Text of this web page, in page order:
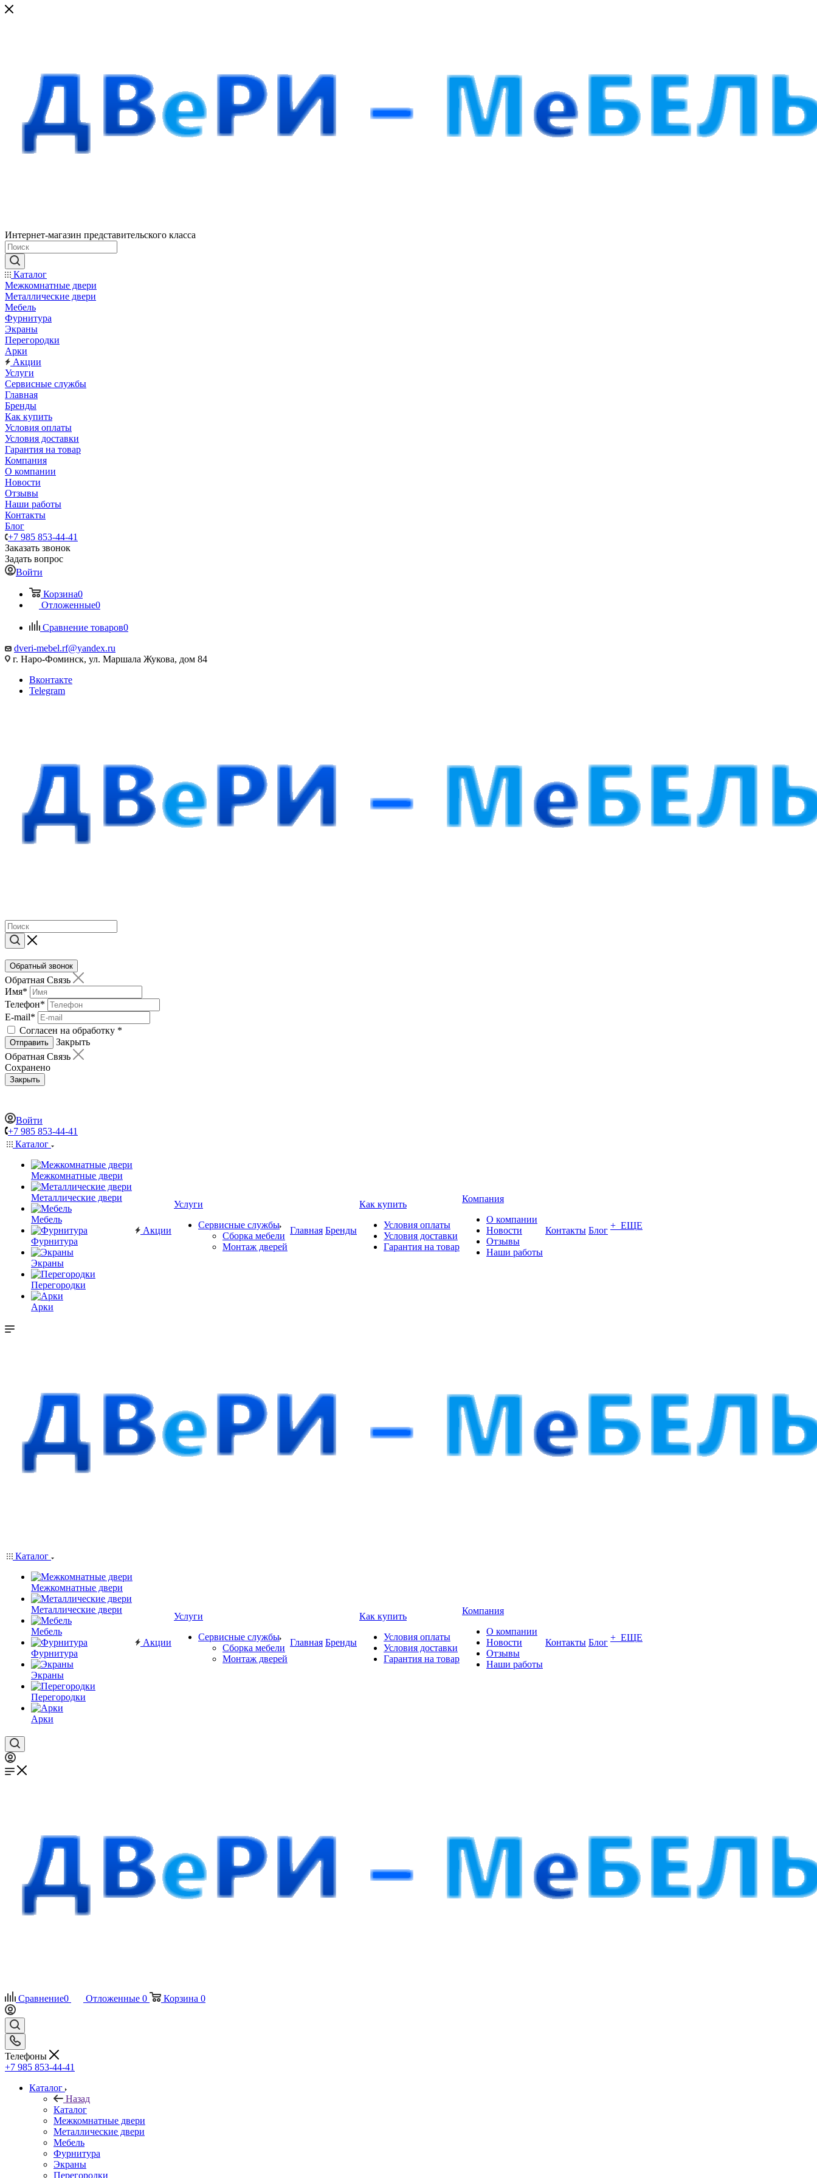
Интернет-магазин представительского класса
Каталог
Межкомнатные двери
Металлические двери
Мебель
Фурнитура
Экраны
Перегородки
Арки
Акции
Услуги
Сервисные службы
Главная
Бренды
Как купить
Условия оплаты
Условия доставки
Гарантия на товар
Компания
О компании
Новости
Отзывы
Наши работы
Контакты
Блог
+7 985 853-44-41
Заказать звонок
Задать вопрос
Войти
Корзина0
Отложенные0
Сравнение товаров0
dveri-mebel.rf@yandex.ru
г. Наро-Фоминск, ул. Маршала Жукова, дом 84
Вконтакте
Telegram
Обратный звонок
Обратная Связь
Имя*
Телефон*
E-mail*
Согласен на обработку *
Отправить
Закрыть
Обратная Связь
Сохранено
Закрыть
Войти
+7 985 853-44-41
Каталог
Межкомнатные двери
Металлические двери
Мебель
Фурнитура
Экраны
Перегородки
Арки
Акции
Услуги
Сервисные службы
Сборка мебели
Монтаж дверей
Главная Бренды
Как купить
Условия оплаты
Условия доставки
Гарантия на товар
Компания
О компании
Новости
Отзывы
Наши работы
Контакты Блог + ЕЩЕ
Каталог
Межкомнатные двери
Металлические двери
Мебель
Фурнитура
Экраны
Перегородки
Арки
Акции
Услуги
Сервисные службы
Сборка мебели
Монтаж дверей
Главная Бренды
Как купить
Условия оплаты
Условия доставки
Гарантия на товар
Компания
О компании
Новости
Отзывы
Наши работы
Контакты Блог + ЕЩЕ
Сравнение0 Отложенные 0 Корзина 0
Телефоны
+7 985 853-44-41
Каталог
Назад
Каталог
Межкомнатные двери
Металлические двери
Мебель
Фурнитура
Экраны
Перегородки